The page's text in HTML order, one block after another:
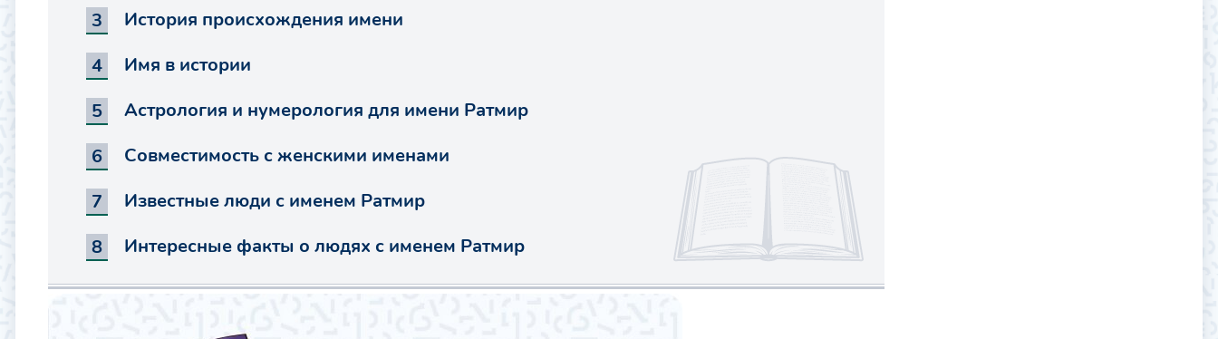
История происхождения имени
Имя в истории
Астрология и нумерология для имени Ратмир
Совместимость с женскими именами
Известные люди с именем Ратмир
Интересные факты о людях с именем Ратмир